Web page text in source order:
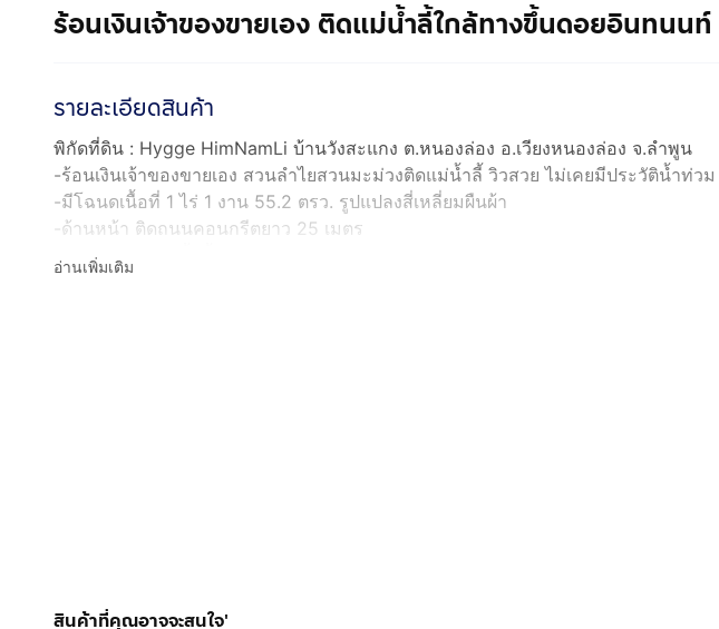
ร้อนเงินเจ้าของขายเอง ติดแม่น้ำลี้ใกล้ทางขึ้นดอยอินทนนท์
รายละเอียดสินค้า
พิกัดที่ดิน : Hygge HimNamLi บ้านวังสะแกง ต.หนองล่อง อ.เวียงหนองล่อง จ.ลำพูน
-ร้อนเงินเจ้าของขายเอง สวนลำไยสวนมะม่วงติดแม่น้ำลี้ วิวสวย ไม่เคยมีประวัติน้ำท่วม
-มีโฉนดเนื้อที่ 1 ไร่ 1 งาน 55.2 ตรว. รูปแปลงสี่เหลี่ยมผืนผ้า
-ด้านหน้า ติดถนนคอนกรีตยาว 25 เมตร
-ด้านหลัง ติดแม่น้ำลี้ยาว 30 เมตร
อ่านเพิ่มเติม
สินค้าที่คุณอาจจะสนใจ'